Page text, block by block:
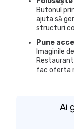
Butonul
ajuta să
structuri
Pune
Imaginile
fac oferta
Ai